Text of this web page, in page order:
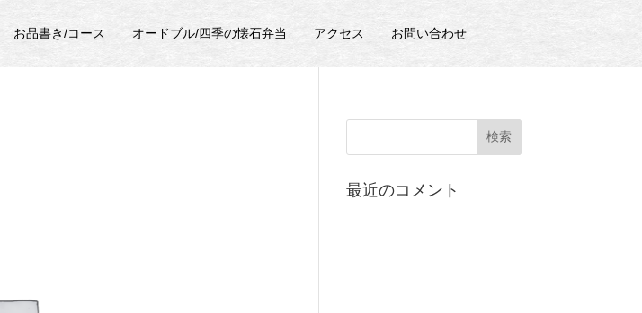
お品書き/コース オードブル/四季の懐石弁当 アクセス お問い合わせ
最近のコメント